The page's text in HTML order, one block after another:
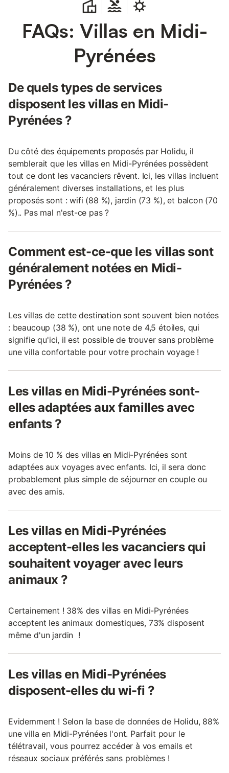
FAQs: Villas en Midi-
Pyrénées
De quels types de services
disposent les villas en Midi-
Pyrénées ?
Du côté des équipements proposés par Holidu, il
semblerait que les villas en Midi-Pyrénées possèdent
tout ce dont les vacanciers rêvent. Ici, les villas incluent
généralement diverses installations, et les plus
proposés sont : wifi (88 %), jardin (73 %), et balcon (70
%).. Pas mal n'est-ce pas ?
Comment est-ce-que les villas sont
généralement notées en Midi-
Pyrénées ?
Les villas de cette destination sont souvent bien notées
: beaucoup (38 %), ont une note de 4,5 étoiles, qui
signifie qu'ici, il est possible de trouver sans problème
une villa confortable pour votre prochain voyage !
Les villas en Midi-Pyrénées sont-
elles adaptées aux familles avec
enfants ?
Moins de 10 % des villas en Midi-Pyrénées sont
adaptées aux voyages avec enfants. Ici, il sera donc
probablement plus simple de séjourner en couple ou
avec des amis.
Les villas en Midi-Pyrénées
acceptent-elles les vacanciers qui
souhaitent voyager avec leurs
animaux ?
Certainement ! 38% des villas en Midi-Pyrénées
acceptent les animaux domestiques, 73% disposent
même d'un jardin !
Les villas en Midi-Pyrénées
disposent-elles du wi-fi ?
Evidemment ! Selon la base de données de Holidu, 88%
une villa en Midi-Pyrénées l'ont. Parfait pour le
télétravail, vous pourrez accéder à vos emails et
réseaux sociaux préférés sans problèmes !